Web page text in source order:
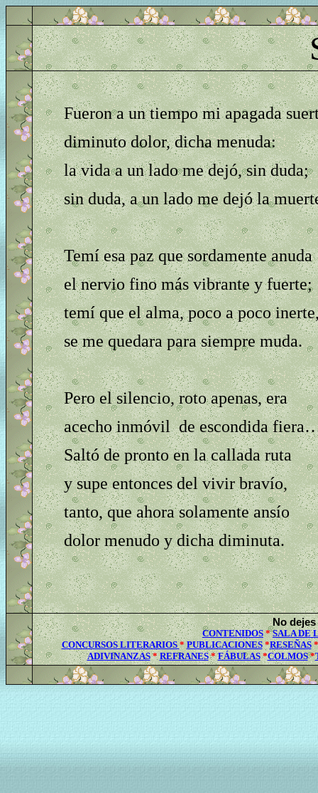
Fueron a un tiempo mi apagada
diminuto dolor, dicha menuda:
la vida a un lado me dejó, sin duda;
sin duda, a un lado me dejó la
Temí esa paz que sordamente anuda
el nervio fino más vibrante y fuerte;
temí que el alma, poco a poco
se me quedara para siempre muda.
Pero el silencio, roto apenas, era
acecho inmóvil de escondida
Saltó de pronto en la callada ruta
y supe entonces del vivir bravío,
tanto, que ahora solamente ansío
dolor menudo y dicha diminuta.
No
CONTENIDOS *SALA DE
CONCURSOS LITERARIOS*PUBLICACIONES*RESEÑAS
ADIVINANZAS*REFRANES*FÁBULAS*COLMOS*